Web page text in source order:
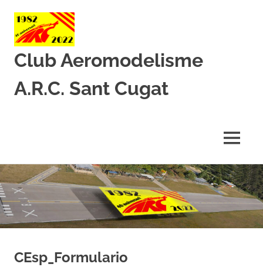
Skip
to
content
Club Aeromodelisme
A.R.C. Sant Cugat
MENU
CEsp_Formulario